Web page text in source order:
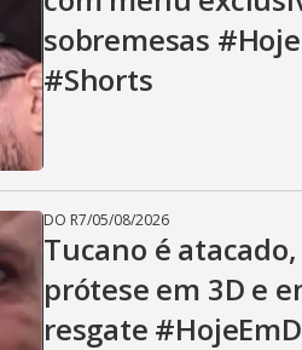
e
o
sobremesas
#Shorts
DO R7/05/08/2026
Tucano é
prótese em 3D e
resgate